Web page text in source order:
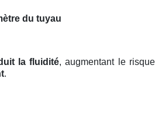
du tuyau
la fluidité, augmentant le risque
.